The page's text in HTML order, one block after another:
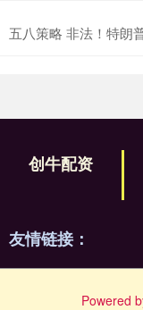
五八策略 非法！特朗
创牛配资
友情链接：
Powered